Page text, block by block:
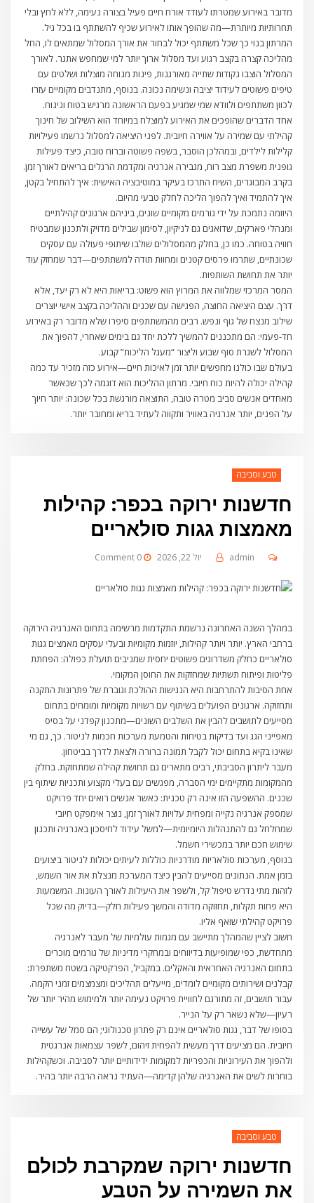
מדובר באירוע שמטרתו לעודד אורח חיים פעיל בצורה נעימה, ללא לחץ ובלי
תחרותיות מיותרת—מה שהופך אותו לאירוע שכיף להשתתף בו בכל גיל.
המרתון בנוי כך שכל משתתף יכול לבחור את אורך המסלול שמתאים לו, החל
מהליכה קצרה בקצב רגוע ועד מסלול ארוך יותר למי שמחפש אתגר. לאורך
המסלול הוצבו נקודות שתייה מאורגנות, פינות מנוחה מוצלות ושלטים עם
טיפים פשוטים לעידוד יציבה ונשימה נכונה. בנוסף, מתנדבים מקומיים עזרו
לכוון משתתפים ולוודא שמי שמגיע בפעם הראשונה מרגיש בטוח ונינוח.
אחד הדברים שהופכים את האירוע למוצלח במיוחד הוא השילוב של חינוך
קהילתי עם שמירה על אווירה חיובית. לפני היציאה למסלול נרשמו פעילויות
קלילות לילדים, ובמהלכן הוסבר, בשפה פשוטה וברוח טובה, כיצד פעילות
גופנית משפרת מצב רוח, מגבירה אנרגיה ומקדמת הרגלים בריאים לאורך זמן.
בקרב המבוגרים, השיח התרכז בעיקר במוטיבציה האישית: איך להתחיל בקטן,
איך להתמיד ואיך להפוך הליכה לחלק טבעי מהיום.
היוזמה נתמכת על ידי גורמים מקומיים שונים, ביניהם ארגונים קהילתיים
ומנהלי פארקים, שדואגים גם לניקיון, לסימון שבילים מדויק ולתכנון שמבטיח
חוויה בטוחה. כמו כן, בחלק מהמסלולים שולבו שיתופי פעולה עם עסקים
שכונתיים, שתרמו פרסים קטנים ומחוות תודה למשתתפים—דבר שמחזק עוד
יותר את תחושת השותפות.
המסר המרכזי שמלווה את המרוץ הוא פשוט: בריאות היא לא רק יעד, אלא
דרך. עצם היציאה החוצה, הפגישה עם שכנים וההליכה בקצב אישי יוצרים
שילוב מנצח של גוף ונפש. רבים מהמשתתפים סיפרו שלא מדובר רק באירוע
חד-פעמי: הם מתכננים להמשיך ללכת יחד גם בימים שאחרי, להפוך את
המסלול לשגרת סוף שבוע וליצור “מעגל הליכות” קבוע.
בעולם שבו כולנו מחפשים יותר זמן לאיכות חיים—אירוע כזה מזכיר עד כמה
קהילה יכולה להיות כוח חיובי. מרתון ההליכות הוא דוגמה לכך שכאשר
מאחדים אנשים סביב מטרה טובה, התוצאה מורגשת בכל שכונה: יותר חיוך
על הפנים, יותר אנרגיה באוויר ותקווה לעתיד בריא ומחובר יותר.
טבע וסביבה
חדשנות ירוקה בכפר: קהילות
מאמצות גגות סולאריים
יול 22, 2026 admin
0 Comment
במהלך השנה האחרונה נרשמת התקדמות מרשימה בתחום האנרגיה הירוקה
ברחבי הארץ. יותר ויותר קהילות, יוזמות מקומיות ובעלי עסקים מאמצים גגות
סולאריים כחלק משדרוגים פשוטים יחסית שמניבים תועלת כפולה: הפחתת
פליטות ופיתוח תשתיות שמחזקות את החוסן המקומי.
אחת הסיבות להתרחבות היא הנגישות ההולכת וגוברת של פתרונות התקנה
ותחזוקה. ארגונים הפועלים בשיתוף עם רשויות מקומיות ומומחים בתחום
מסייעים לתושבים להבין את השלבים השונים—מתכנון קפדני על בסיס
מאפייני הגג ועד בדיקות בטיחות והטמעת מערכות חכמות לניטור. כך, גם מי
שאינו בקיא בתחום יכול לקבל תמונה ברורה ולצאת לדרך בביטחון.
מעבר ליתרון הסביבתי, רבים מתארים גם תחושת קהילה שמתחזקת. בחלק
מהמקומות מתקיימים ימי הסברה, מפגשים עם בעלי מקצוע ותכניות שיתוף בין
שכנים. ההשפעה הזו אינה רק טכנית: כאשר אנשים רואים יחד פרויקט
שמספק אנרגיה נקייה ומפחית עלויות לאורך זמן, נוצר אימפקט חיובי
שמחלחל גם להתנהלות היומיומית—למשל עידוד לחיסכון באנרגיה ותכנון
שימוש חכם יותר במכשירי חשמל.
בנוסף, מערכות סולאריות מודרניות כוללות לעיתים יכולות לניטור ביצועים
בזמן אמת. הנתונים מסייעים להבין כיצד המערכת מנצלת את אור השמש,
לזהות מתי נדרש טיפול קל, ולשפר את היעילות לאורך העונות. המשמעות
היא פחות תקלות, תחזוקה מדודה והמשך פעילות חלק—בדיוק מה שכל
פרויקט קהילתי שואף אליו.
חשוב לציין שהמהלך מתיישב עם מגמות עולמיות של מעבר לאנרגיה
מתחדשת, כפי שמופיעות בדיווחים ובמחקרי מדיניות של גורמים מוכרים
בתחום האנרגיה האחראית והאקלים. במקביל, הפרקטיקה בשטח משתפרת:
קבלנים ושירותים מקומיים לומדים, מייעלים תהליכים ומצמצמים זמני הקמה.
עבור תושבים, זה מתורגם לחוויית פרויקט נעימה יותר ולמימוש מהיר יותר של
רעיון—שלא נשאר רק על הנייר.
בסופו של דבר, גגות סולאריים אינם רק פתרון טכנולוגי; הם סמל של עשייה
חיובית. הם מציעים דרך מעשית להפחית זיהום, לשפר עצמאות אנרגטית
ולהפוך את העירוניות והכפריות למקומות ידידותיים יותר לסביבה. וכשקהילות
בוחרות לשים את האנרגיה שלהן קדימה—העתיד נראה הרבה יותר בהיר.
טבע וסביבה
חדשנות ירוקה שמקרבת לכולם
את השמירה על הטבע